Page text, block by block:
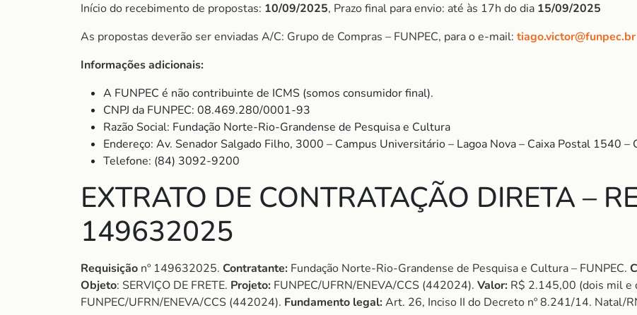
Início do recebimento de propostas: 10/09/2025, Prazo final para envio: até às 17h do dia 15/09/2025
As propostas deverão ser enviadas A/C: Grupo de Compras – FUNPEC, para o e-mail: tiago.victor@funpec.br
Informações adicionais:
A FUNPEC é não contribuinte de ICMS (somos consumidor final).
CNPJ da FUNPEC: 08.469.280/0001-93
Razão Social: Fundação Norte-Rio-Grandense de Pesquisa e Cultura
Endereço: Av. Senador Salgado Filho, 3000 – Campus Universitário – Lagoa Nova – Caixa Postal 1540
Telefone: (84) 3092-9200
EXTRATO DE CONTRATAÇÃO DIRETA –
149632025
Requisição nº 149632025. Contratante: Fundação Norte-Rio-Grandense de Pesquisa e Cultura – FUNPEC.
Objeto: SERVIÇO DE FRETE. Projeto: FUNPEC/UFRN/ENEVA/CCS (442024). Valor: R$ 2.145,00 (dois mil e
FUNPEC/UFRN/ENEVA/CCS (442024). Fundamento legal:Art. 26, Inciso II do Decreto nº 8.241/14. Natal/